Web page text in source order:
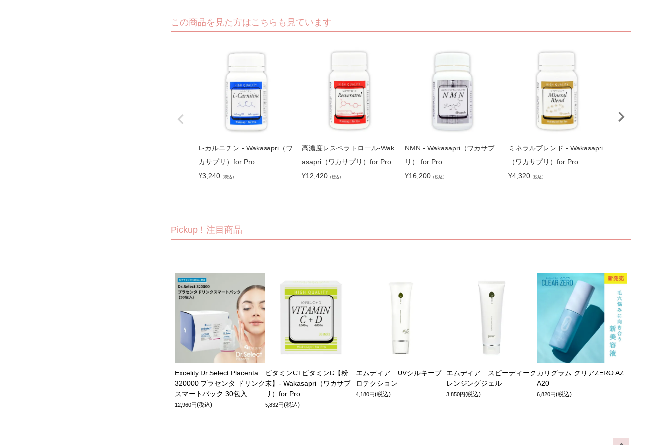
この商品を見た方はこちらも見ています
L-カルニチン - Wakasapri（ワ
カサプリ）for Pro
¥3,240 （税込）
高濃度レスベラトロール-Wak
asapri（ワカサプリ）for Pro
¥12,420 （税込）
NMN - Wakasapri（ワカサプ
リ） for Pro.
¥16,200 （税込）
ミネラルブレンド - Wakasapri
（ワカサプリ）for Pro
¥4,320 （税込）
Pickup！注目商品
Excelity Dr.Select Placenta
320000 プラセンタ ドリンク
スマートパック 30包入
12,960円(税込)
ビタミンC+ビタミンD【粉
末】- Wakasapri（ワカサプ
リ）for Pro
5,832円(税込)
エムディア UVシルキープ
ロテクション
4,180円(税込)
エムディア スピーディーク
レンジングジェル
3,850円(税込)
カリグラム クリアZERO AZ
A20
6,820円(税込)